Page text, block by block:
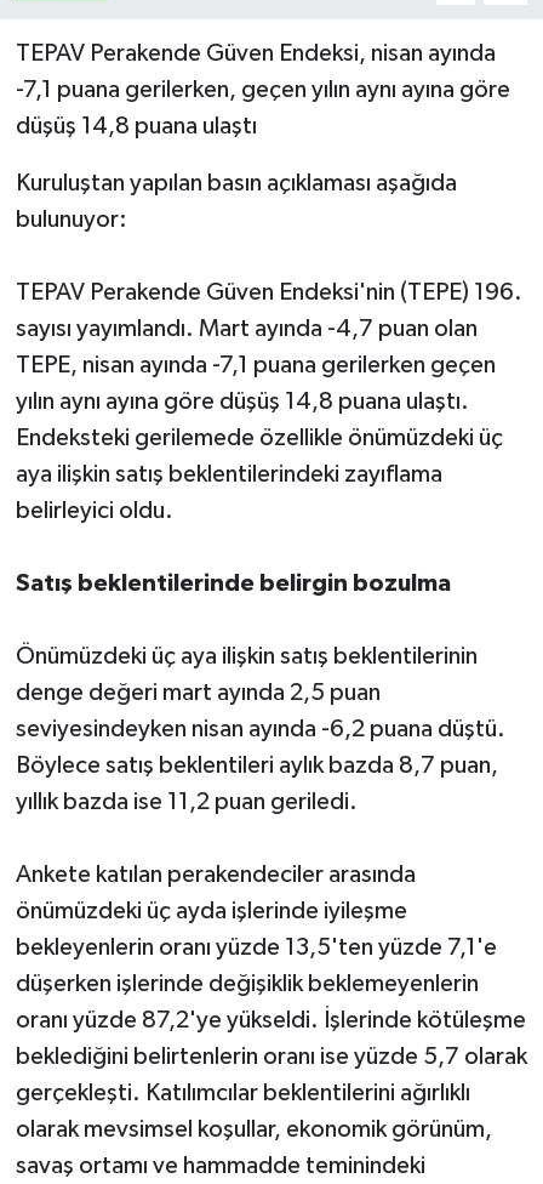
TEPAV Perakende Güven Endeksi, nisan ayında
-7,1 puana gerilerken, geçen yılın aynı ayına göre
düşüş 14,8 puana ulaştı
Kuruluştan yapılan basın açıklaması aşağıda
bulunuyor:
TEPAV Perakende Güven Endeksi'nin (TEPE) 196.
sayısı yayımlandı. Mart ayında -4,7 puan olan
TEPE, nisan ayında -7,1 puana gerilerken geçen
yılın aynı ayına göre düşüş 14,8 puana ulaştı.
Endeksteki gerilemede özellikle önümüzdeki üç
aya ilişkin satış beklentilerindeki zayıflama
belirleyici oldu.
Satış beklentilerinde belirgin bozulma
Önümüzdeki üç aya ilişkin satış beklentilerinin
denge değeri mart ayında 2,5 puan
seviyesindeyken nisan ayında -6,2 puana düştü.
Böylece satış beklentileri aylık bazda 8,7 puan,
yıllık bazda ise 11,2 puan geriledi.
Ankete katılan perakendeciler arasında
önümüzdeki üç ayda işlerinde iyileşme
bekleyenlerin oranı yüzde 13,5'ten yüzde 7,1'e
düşerken işlerinde değişiklik beklemeyenlerin
oranı yüzde 87,2'ye yükseldi. İşlerinde kötüleşme
beklediğini belirtenlerin oranı ise yüzde 5,7 olarak
gerçekleşti. Katılımcılar beklentilerini ağırlıklı
olarak mevsimsel koşullar, ekonomik görünüm,
savaş ortamı ve hammadde teminindeki